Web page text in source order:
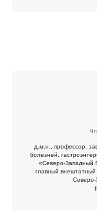
д.м.н., профессор,
болезней,
«Северо-Западный
главный
Северо-